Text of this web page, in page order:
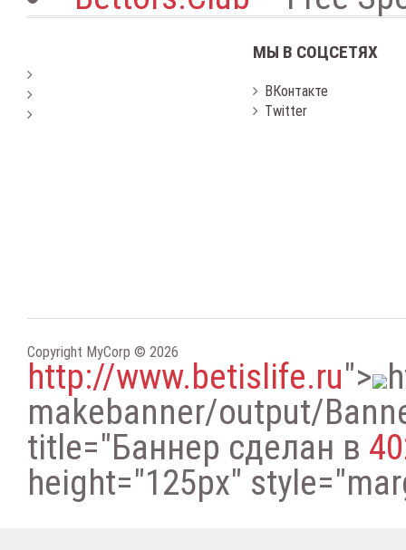
МЫ В СОЦСЕТЯХ
ВКонтакте
Twitter
Copyright MyCorp © 2026
http://www.betislife.ru">
makebanner/output/
title="Баннер сделан в
height="125px"